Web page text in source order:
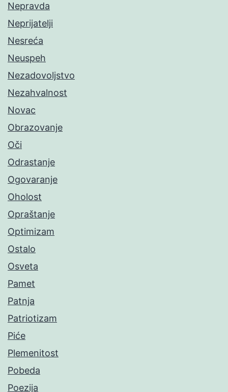
Nepravda
Neprijatelji
Nesreća
Neuspeh
Nezadovoljstvo
Nezahvalnost
Novac
Obrazovanje
Oči
Odrastanje
Ogovaranje
Oholost
Opraštanje
Optimizam
Ostalo
Osveta
Pamet
Patnja
Patriotizam
Piće
Plemenitost
Pobeda
Poezija